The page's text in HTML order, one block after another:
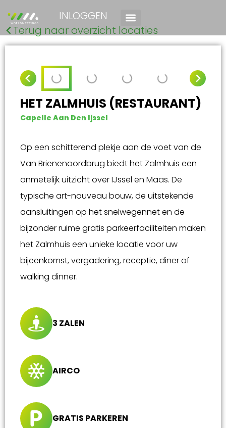
INLOGGEN
Terug naar overzicht locaties
HET ZALMHUIS (RESTAURANT)
Capelle Aan Den Ijssel
Op een schitterend plekje aan de voet van de
Van Brienenoordbrug biedt het Zalmhuis een
onmetelijk uitzicht over IJssel en Maas. De
typische art-nouveau bouw, de uitstekende
aansluitingen op het snelwegennet en de
bijzonder ruime gratis parkeerfaciliteiten maken
het Zalmhuis een unieke locatie voor uw
bijeenkomst, vergadering, receptie, diner of
walking dinner.
3 ZALEN
AIRCO
GRATIS PARKEREN